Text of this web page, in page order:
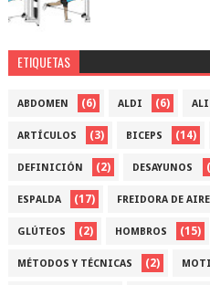
ETIQUETAS
ABDOMEN (6) ALDI (6)
ARTÍCULOS (3) BICEPS (14)
DEFINICIÓN (2) DESAYUNOS
ESPALDA (17) FREIDORA DE AIRE
GLÚTEOS (2) HOMBROS (15)
MÉTODOS Y TÉCNICAS (2)